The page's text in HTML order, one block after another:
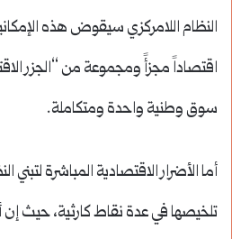
النظام اللامركزي سيقوض هذه
اقتصاداً مجزأً ومجموعة من “الجزر
سوق وطنية واحدة ومتكاملة.
أما الأضرار الاقتصادية المباشرة لتبني
تلخيصها في عدة نقاط كارثية، حيث